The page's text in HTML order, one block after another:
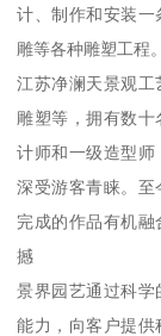
计、制作和安装
雕等各种雕塑工程。
江苏净澜天景观工
雕塑等，拥有数
计师和一级造型师
深受游客青睐。
完成的作品有机
撼
景界园艺通过科
能力，向客户提供